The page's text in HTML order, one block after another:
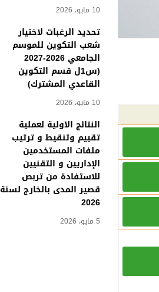
10 مايو، 2026
تحديد الرغبات لاختيار
شعب التكوين للموسم
الجامعي 2026-2027
(س1ل قسم التكوين
القاعدي المشترك)
10 مايو، 2026
النتائج الأولية لعملية
تقييم وتنقيط و ترتيب
ملفات المستخدمين
الإداريين و التقنيين
للاستفادة من تربص
قصير المدى بالخارج لسنة
2026
5 مايو، 2026